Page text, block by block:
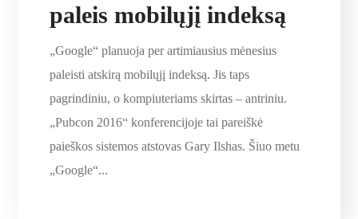
paleis mobilųjį indeksą
„Google“ planuoja per artimiausius mėnesius
paleisti atskirą mobilųjį indeksą. Jis taps
pagrindiniu, o kompiuteriams skirtas – antriniu.
„Pubcon 2016“ konferencijoje tai pareiškė
paieškos sistemos atstovas Gary Ilshas. Šiuo metu
„Google“...